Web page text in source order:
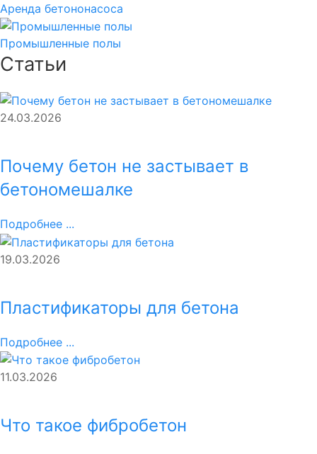
Аренда бетононасоса
Промышленные полы
Статьи
24.03.2026
Почему бетон не застывает в
бетономешалке
Подробнее ...
19.03.2026
Пластификаторы для бетона
Подробнее ...
11.03.2026
Что такое фибробетон